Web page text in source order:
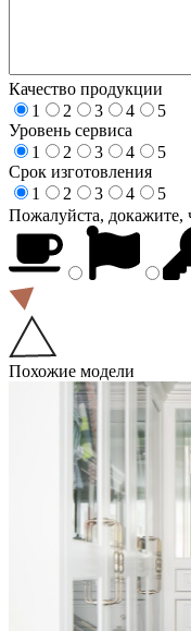
Качество продукции
1
2 3 4
5
Уровень сервиса
1
2 3 4
5
Срок изготовления
1
2 3 4
5
Пожалуйста, докажите,
Похожие модели